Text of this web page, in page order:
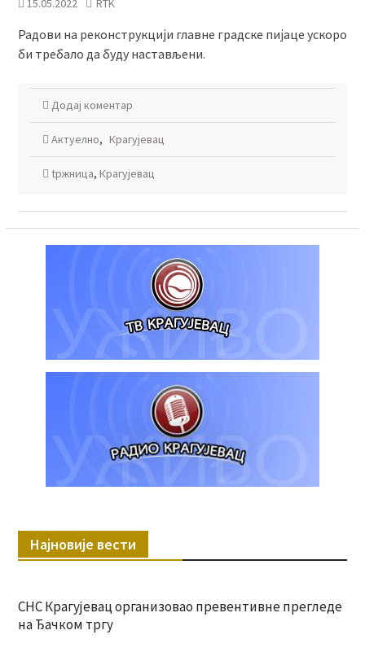
15.05.2022 RTK
Радови на реконструкцији главне градске пијаце ускоро
би требало да буду настављени.
Додај коментар
Актуелно, Крагујевац
tржница, Крагујевац
Најновије вести
СНС Крагујевац организовао превентивне прегледе
на Ђачком тргу